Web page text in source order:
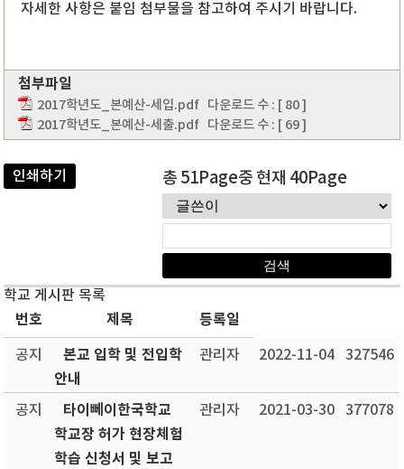
자세한 사항은 붙임 첨부물을 참고하여 주시기 바랍니다.
첨부파일
2017학년도_본예산-세입.pdf 다운로드 수 : [ 80 ]
2017학년도_본예산-세출.pdf 다운로드 수 : [ 69 ]
인쇄하기 총 51Page중 현재 40Page
학교 게시판 목록
번호 제목 등록일
공지
본교 입학 및 전입학
안내
관리자 2022-11-04 327546
공지
타이뻬이한국학교
학교장 허가 현장체험
학습 신청서 및 보고
관리자 2021-03-30 377078